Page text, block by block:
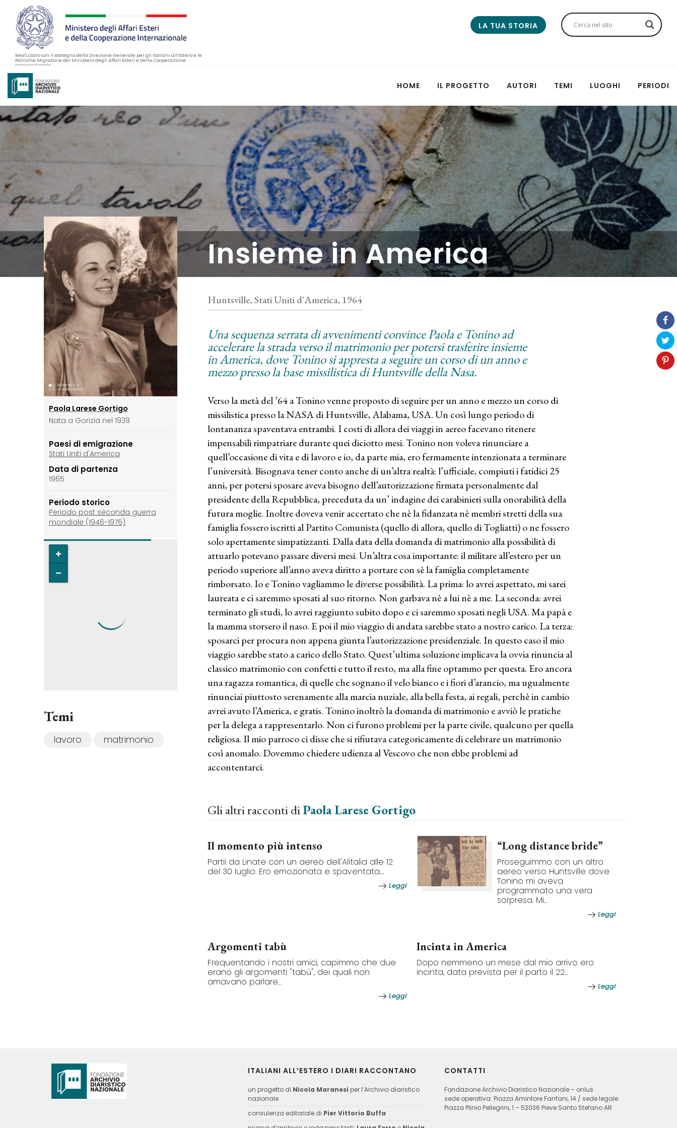
Realizzato con il sostegno della Direzione Generale per gli Italiani all’Estero e le
Politiche Migratorie del Ministero degli Affari Esteri e della Cooperazione
Internazionale
LA TUA STORIA
HOME IL PROGETTO AUTORI TEMI LUOGHI PERIODI
Insieme in America
Paola Larese Gortigo
Nata a Gorizia nel 1939
Paesi di emigrazione
Stati Uniti d'America
Data di partenza
1965
Periodo storico
Periodo post seconda guerra
mondiale (1946-1976)
Temi
lavoro matrimonio
Huntsville, Stati Uniti d'America, 1964
Una sequenza serrata di avvenimenti convince Paola e Tonino ad
accelerare la strada verso il matrimonio per potersi trasferire insieme
in America, dove Tonino si appresta a seguire un corso di un anno e
mezzo presso la base missilistica di Huntsville della Nasa.
Verso la metà del ’64 a Tonino venne proposto di seguire per un anno e mezzo un corso di
missilistica presso la NASA di Huntsville, Alabama, USA. Un così lungo periodo di
lontananza spaventava entrambi. I costi di allora dei viaggi in aereo facevano ritenere
impensabili rimpatriare durante quei diciotto mesi. Tonino non voleva rinunciare a
quell’occasione di vita e di lavoro e io, da parte mia, ero fermamente intenzionata a terminare
l’università. Bisognava tener conto anche di un’altra realtà: l’ufficiale, compiuti i fatidici 25
anni, per potersi sposare aveva bisogno dell’autorizzazione firmata personalmente dal
presidente della Repubblica, preceduta da un’ indagine dei carabinieri sulla onorabilità della
futura moglie. Inoltre doveva venir accertato che nè la fidanzata nè membri stretti della sua
famiglia fossero iscritti al Partito Comunista (quello di allora, quello di Togliatti) o ne fossero
solo apertamente simpatizzanti. Dalla data della domanda di matrimonio alla possibilità di
attuarlo potevano passare diversi mesi. Un’altra cosa importante: il militare all’estero per un
periodo superiore all’anno aveva diritto a portare con sè la famiglia completamente
rimborsato. Io e Tonino vagliammo le diverse possibilità. La prima: lo avrei aspettato, mi sarei
laureata e ci saremmo sposati al suo ritorno. Non garbava nè a lui nè a me. La seconda: avrei
terminato gli studi, lo avrei raggiunto subito dopo e ci saremmo sposati negli USA. Ma papà e
la mamma storsero il naso. E poi il mio viaggio di andata sarebbe stato a nostro carico. La terza:
sposarci per procura non appena giunta l’autorizzazione presidenziale. In questo caso il mio
viaggio sarebbe stato a carico dello Stato. Quest’ultima soluzione implicava la ovvia rinuncia al
classico matrimonio con confetti e tutto il resto, ma alla fine optammo per questa. Ero ancora
una ragazza romantica, di quelle che sognano il velo bianco e i fiori d’arancio, ma ugualmente
rinunciai piuttosto serenamente alla marcia nuziale, alla bella festa, ai regali, perchè in cambio
avrei avuto l’America, e gratis. Tonino inoltrò la domanda di matrimonio e avviò le pratiche
per la delega a rappresentarlo. Non ci furono problemi per la parte civile, qualcuno per quella
religiosa. Il mio parroco ci disse che si rifiutava categoricamente di celebrare un matrimonio
così anomalo. Dovemmo chiedere udienza al Vescovo che non ebbe problemi ad
accontentarci.
Gli altri racconti diPaola Larese Gortigo
Il momento più intenso
Partii da Linate con un aereo dell'Alitalia alle 12
del 30 luglio. Ero emozionata e spaventata....
Leggi
“Long distance bride”
Proseguimmo con un altro
aereo verso Huntsville dove
Tonino mi aveva
programmato una vera
sorpresa. Mi...
Leggi
Argomenti tabù
Frequentando i nostri amici, capimmo che due
erano gli argomenti "tabù", dei quali non
amavano parlare...
Leggi
Incinta in America
Dopo nemmeno un mese dal mio arrivo ero
incinta, data prevista per il parto il 22...
Leggi
ITALIANI ALL’ESTERO I DIARI RACCONTANO
un progetto di Nicola Maranesi per l’Archivio diaristico
nazionale
consulenza editoriale di Pier Vittorio Buffa
CONTATTI
Fondazione Archivio Diaristico Nazionale – onlus
sede operativa: Piazza Amintore Fanfani, 14 / sede legale:
Piazza Plinio Pellegrini, 1 – 52036 Pieve Santo Stefano AR